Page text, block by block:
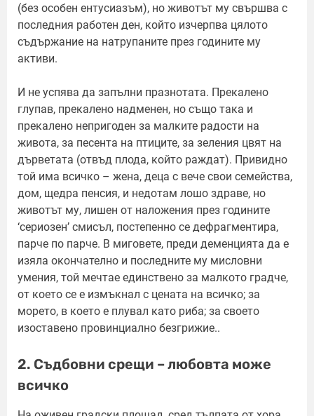
(без особен ентусиазъм), но животът му свършва с
последния работен ден, който изчерпва цялото
съдържание на натрупаните през годините му
активи.
И не успява да запълни празнотата. Прекалено
глупав, прекалено надменен, но също така и
прекалено непригоден за малките радости на
живота, за песента на птиците, за зеления цвят на
дърветата (отвъд плода, който раждат). Привидно
той има всичко – жена, деца с вече свои семейства,
дом, щедра пенсия, и недотам лошо здраве, но
животът му, лишен от наложения през годините
‘сериозен’ смисъл, постепенно се дефрагментира,
парче по парче. В миговете, преди деменцията да е
изяла окончателно и последните му мисловни
умения, той мечтае единствено за малкото градче,
от което се е измъкнал с цената на всичко; за
морето, в което е плувал като риба; за своето
изоставено провинциално безгрижие..
2. Съдбовни срещи – любовта може
всичко